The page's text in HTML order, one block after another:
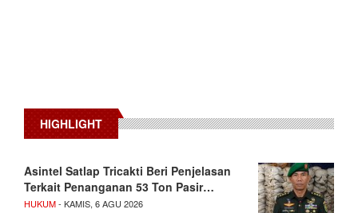
HIGHLIGHT
Asintel Satlap Tricakti Beri Penjelasan
Terkait Penanganan 53 Ton Pasir…
HUKUM- KAMIS, 6 AGU 2026